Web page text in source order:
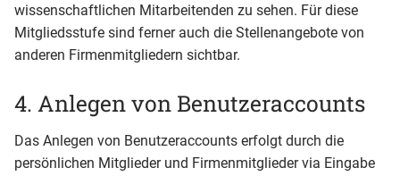
wissenschaftlichen Mitarbeitenden zu sehen. Für diese
Mitgliedsstufe sind ferner auch die Stellenangebote von
anderen Firmenmitgliedern sichtbar.
4. Anlegen von Benutzeraccounts
Das Anlegen von Benutzeraccounts erfolgt durch die
persönlichen Mitglieder und Firmenmitglieder via Eingabe